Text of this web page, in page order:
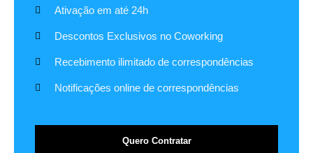
Ativação em até 24h
Descontos Exclusivos no Coworking
Recebimento ilimitado de correspondências
Notificações online de correspondências
Quero Contratar